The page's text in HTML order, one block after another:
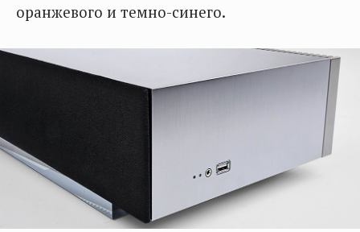
оранжевого и темно-синего.